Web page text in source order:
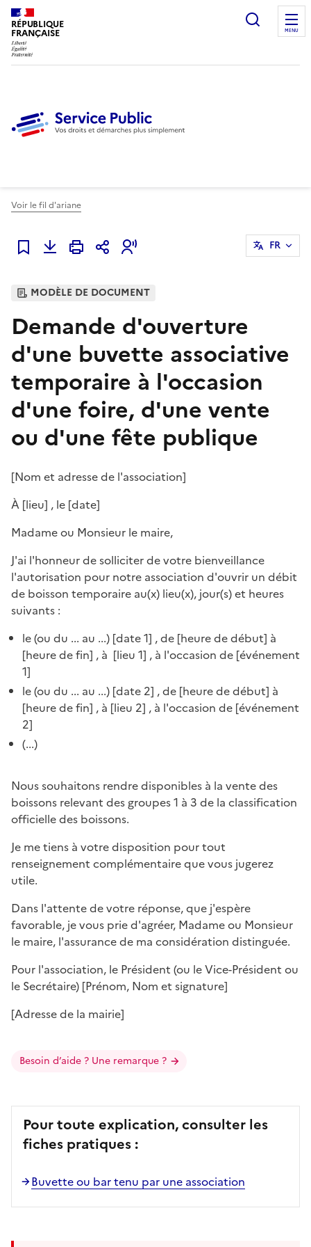
RÉPUBLIQUE
FRANÇAISE
Ouvrir
MENU
Voir le fil d'ariane
Ajouter à mes favoris
FR
MODÈLE DE DOCUMENT
Demande d'ouverture
d'une buvette associative
temporaire à l'occasion
d'une foire, d'une vente
ou d'une fête publique
[Nom et adresse de l'association]
À [lieu] , le [date]
Madame ou Monsieur le maire,
J'ai l'honneur de solliciter de votre bienveillance
l'autorisation pour notre association d'ouvrir un débit
de boisson temporaire au(x) lieu(x), jour(s) et heures
suivants :
le (ou du ... au ...) [date 1] , de [heure de début] à
[heure de fin] , à [lieu 1] , à l'occasion de [événement
1]
le (ou du ... au ...) [date 2] , de [heure de début] à
[heure de fin] , à [lieu 2] , à l'occasion de [événement
2]
(...)
Nous souhaitons rendre disponibles à la vente des
boissons relevant des groupes 1 à 3 de la classification
officielle des boissons.
Je me tiens à votre disposition pour tout
renseignement complémentaire que vous jugerez
utile.
Dans l'attente de votre réponse, que j'espère
favorable, je vous prie d'agréer, Madame ou Monsieur
le maire, l'assurance de ma considération distinguée.
Pour l'association, le Président (ou le Vice-Président ou
le Secrétaire) [Prénom, Nom et signature]
[Adresse de la mairie]
Besoin d’aide ? Une remarque ?
Pour toute explication, consulter les
fiches pratiques :
Buvette ou bar tenu par une association